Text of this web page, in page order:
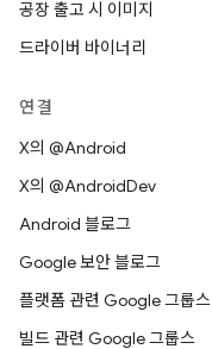
공장 출고 시 이미지
드라이버 바이너리
연결
X의 @Android
X의 @AndroidDev
Android 블로그
Google 보안 블로그
플랫폼 관련 Google 그룹스
빌드 관련 Google 그룹스